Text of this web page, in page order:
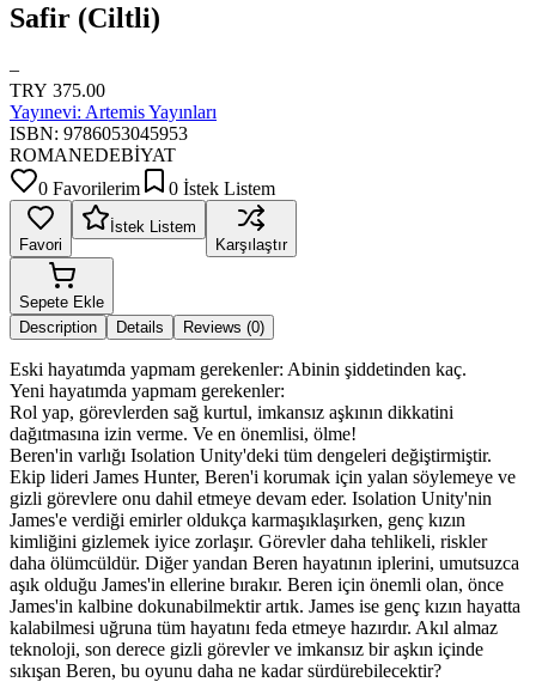
Safir (Ciltli)
–
TRY 375.00
Yayınevi: Artemis Yayınları
ISBN: 9786053045953
ROMANEDEBİYAT
0 Favorilerim
0 İstek Listem
Favori
İstek Listem
Karşılaştır
Sepete Ekle
Description
Details Reviews (0)
Eski hayatımda yapmam gerekenler: Abinin şiddetinden kaç.
Yeni hayatımda yapmam gerekenler:
Rol yap, görevlerden sağ kurtul, imkansız aşkının dikkatini
dağıtmasına izin verme. Ve en önemlisi, ölme!
Beren'in varlığı Isolation Unity'deki tüm dengeleri değiştirmiştir.
Ekip lideri James Hunter, Beren'i korumak için yalan söylemeye ve
gizli görevlere onu dahil etmeye devam eder. Isolation Unity'nin
James'e verdiği emirler oldukça karmaşıklaşırken, genç kızın
kimliğini gizlemek iyice zorlaşır. Görevler daha tehlikeli, riskler
daha ölümcüldür. Diğer yandan Beren hayatının iplerini, umutsuzca
aşık olduğu James'in ellerine bırakır. Beren için önemli olan, önce
James'in kalbine dokunabilmektir artık. James ise genç kızın hayatta
kalabilmesi uğruna tüm hayatını feda etmeye hazırdır. Akıl almaz
teknoloji, son derece gizli görevler ve imkansız bir aşkın içinde
sıkışan Beren, bu oyunu daha ne kadar sürdürebilecektir?